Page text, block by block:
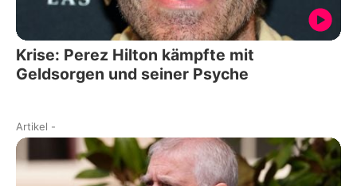
Krise: Perez Hilton kämpfte mit
Geldsorgen und seiner Psyche
Artikel -